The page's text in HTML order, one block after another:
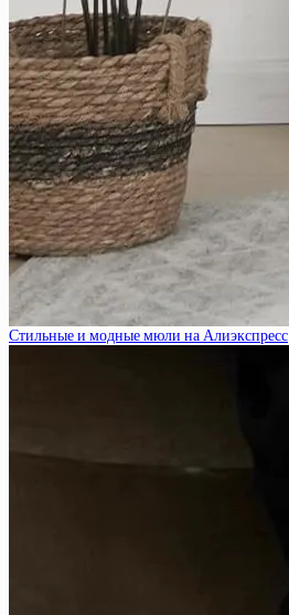
Стильные и модные мюли на Алиэкспресс